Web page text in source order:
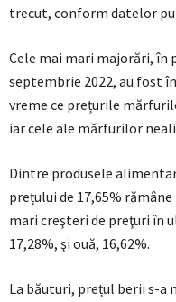
trecut, conform datelor
Cele mai mari majorări, în
septembrie 2022, au fost
vreme ce prețurile
iar cele ale mărfurilor
Dintre produsele
prețului de 17,65%
mari creşteri de preţuri în
17,28%, şi ouă, 16,62%.
La băuturi, prețul berii s-a